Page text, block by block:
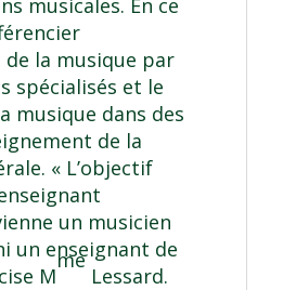
de la musique par
spécialisés et le
musique dans des
de la
« L’objectif
un musicien
un enseignant de
M
me
Lessard.